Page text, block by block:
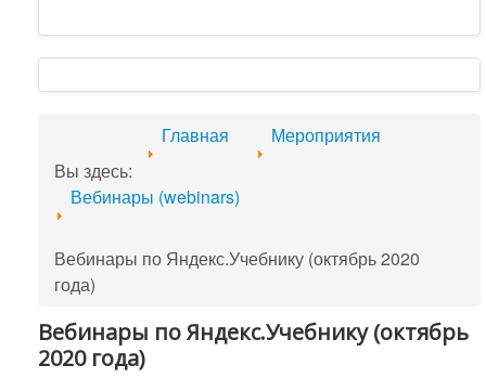
Вы здесь:
Главная Мероприятия
Вебинары (webinars)
Вебинары по Яндекс.Учебнику (октябрь 2020
года)
Вебинары по Яндекс.Учебнику (октябрь
2020 года)